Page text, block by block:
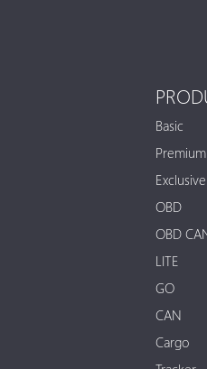
Basic
Premium
Exclusive
OBD
OBD
LITE
GO
CAN
Cargo